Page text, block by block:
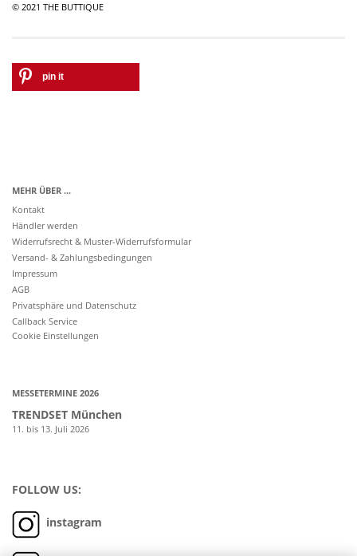
© 2021 THE BUTTIQUE
pin it
MEHR ÜBER ...
Kontakt
Händler werden
Widerrufsrecht & Muster-Widerrufsformular
Versand- & Zahlungsbedingungen
Impressum
AGB
Privatsphäre und Datenschutz
Callback Service
Cookie Einstellungen
MESSETERMINE 2026
TRENDSET München
11. bis 13. Juli 2026
FOLLOW US:
instagram